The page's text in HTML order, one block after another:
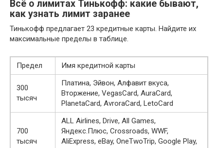
Всё о лимитах Тинькофф: какие бывают,
как узнать лимит заранее
Тинькофф предлагает 23 кредитные карты. Найдите их
максимальные пределы в таблице.
Предел Имя кредитной карты
300
тысяч
Платина, Эйвон, Алфавит вкуса,
Вторжение, VegasCard, AuraCard,
PlanetaCard, AvroraCard, LetoCard
700
тысяч
ALL Airlines, Drive, All Games,
Яндекс.Плюс, Crossroads, WWF,
AliExpress, eBay, OneTwoTrip, Google Play,